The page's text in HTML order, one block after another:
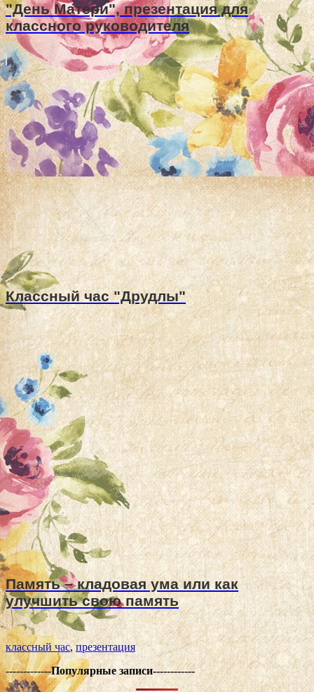
"День Матери", презентация для
классного руководителя
Классный час "Друдлы"
Память – кладовая ума или как
улучшить свою память
классный час,презентация
-------------Популярные записи------------